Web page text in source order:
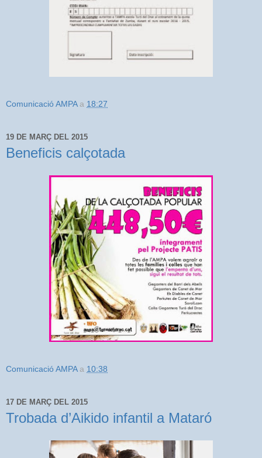
Comunicació AMPA a 18:27
19 DE MARÇ DEL 2015
Beneficis calçotada
Comunicació AMPA a 10:38
17 DE MARÇ DEL 2015
Trobada d’Aikido infantil a Mataró